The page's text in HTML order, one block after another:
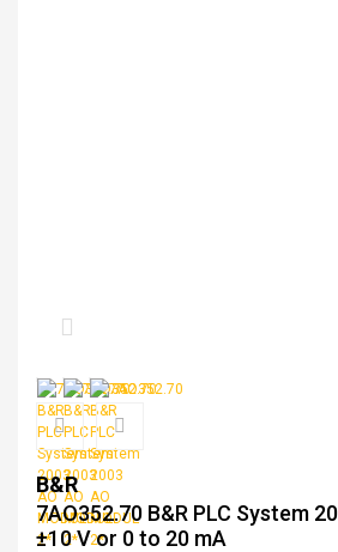
B&R
7AO352.70 B&R PLC System
±10 V or 0 to 20 mA